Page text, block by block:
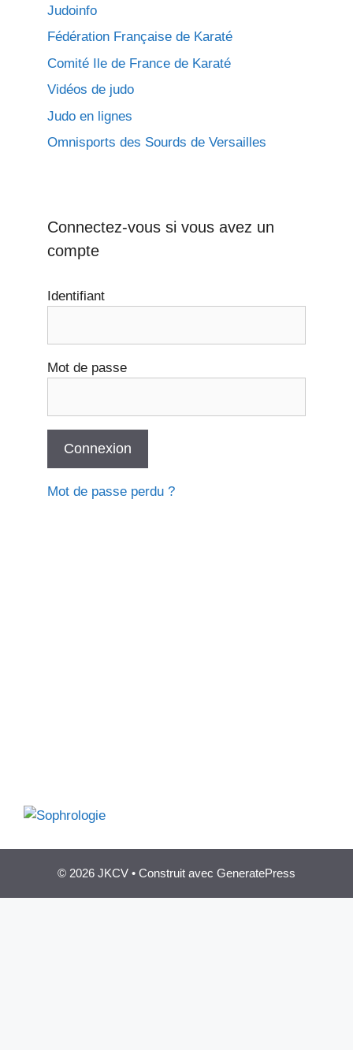
Judoinfo
Fédération Française de Karaté
Comité Ile de France de Karaté
Vidéos de judo
Judo en lignes
Omnisports des Sourds de Versailles
Connectez-vous si vous avez un
compte
Identifiant
Mot de passe
Mot de passe perdu ?
© 2026 JKCV • Construit avec GeneratePress